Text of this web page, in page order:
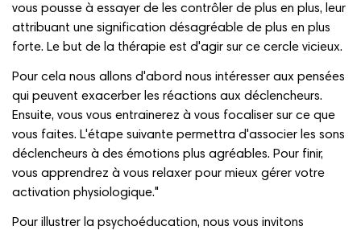
vous pousse à essayer de les contrôler de plus en plus, leur
attribuant une signification désagréable de plus en plus
forte. Le but de la thérapie est d'agir sur ce cercle vicieux.
Pour cela nous allons d'abord nous intéresser aux pensées
qui peuvent exacerber les réactions aux déclencheurs.
Ensuite, vous vous entrainerez à vous focaliser sur ce que
vous faites. L'étape suivante permettra d'associer les sons
déclencheurs à des émotions plus agréables. Pour finir,
vous apprendrez à vous relaxer pour mieux gérer votre
activation physiologique."
Pour illustrer la psychoéducation, nous vous invitons